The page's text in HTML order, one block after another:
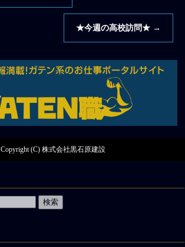
★今週の高校訪問★ →
Copyright (C) 株式会社黒石原建設